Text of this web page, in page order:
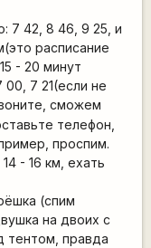
7 42, 8 46, 9 25, и
расписание
- 20 минут
7 21(если не
сможем
телефон,
проспим.
- 16 км, ехать
(спим
на двоих с
тентом, правда